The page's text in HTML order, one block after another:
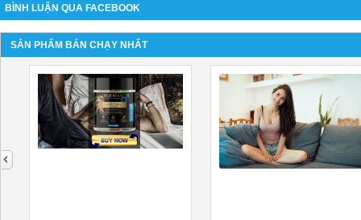
BÌNH LUẬN QUA FACEBOOK
SẢN PHẨM BÁN CHẠY NHẤT